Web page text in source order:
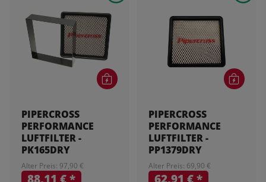
PIPERCROSS
PERFORMANCE
LUFTFILTER -
PK165DRY
Alter Preis: 97,90 €
88,11 €*
PIPERCROSS
PERFORMANCE
LUFTFILTER -
PP1379DRY
Alter Preis: 69,90 €
62,91 €*